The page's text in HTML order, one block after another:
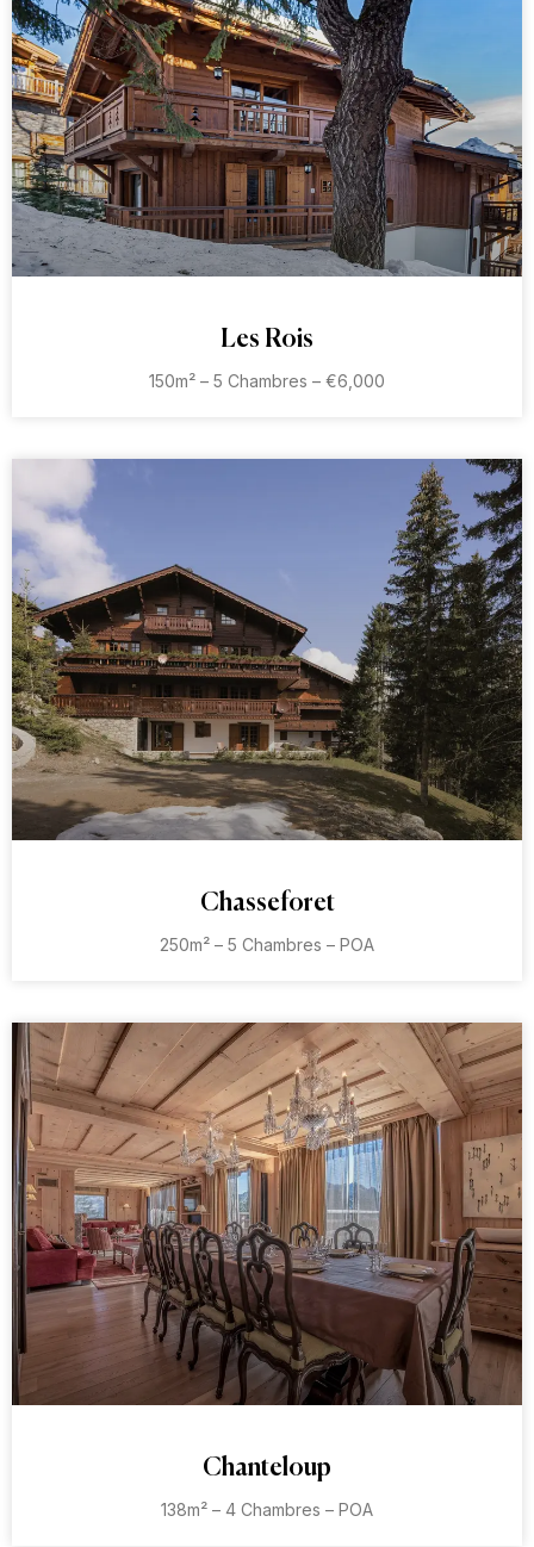
Les Rois
150m² – 5 Chambres – €6,000
Chasseforet
250m² – 5 Chambres – POA
Chanteloup
138m² – 4 Chambres – POA